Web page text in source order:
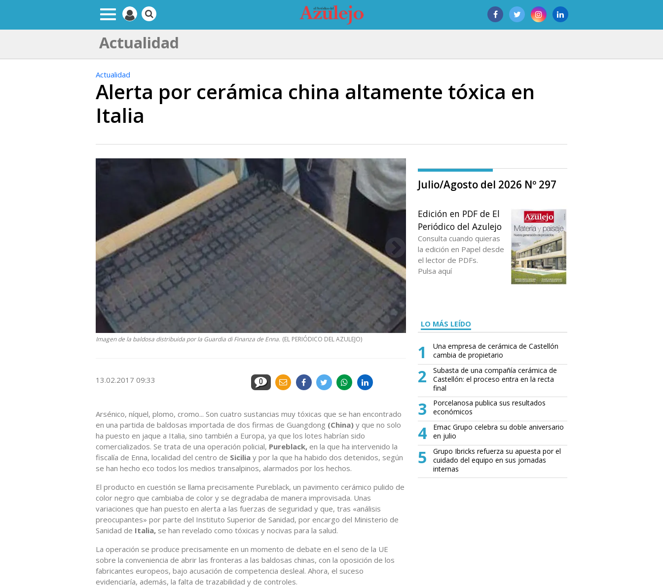
Actualidad
Actualidad
Alerta por cerámica china altamente tóxica en
Italia
Imagen de la baldosa distribuida por la Guardia di Finanza de Enna. (EL PERIÓDICO DEL AZULEJO)
13.02.2017 09:33 0
Arsénico, níquel, plomo, cromo... Son cuatro sustancias muy tóxicas que se han encontrado
en una partida de baldosas importada de dos firmas de Guangdong (China) y que no solo
ha puesto en jaque a Italia, sino también a Europa, ya que los lotes habrían sido
comercializados. Se trata de una operación policial, Pureblack, en la que ha intervenido la
fiscalía de Enna, localidad del centro de Sicilia y por la que ha habido dos detenidos, según
se han hecho eco todos los medios transalpinos, alarmados por los hechos.
El producto en cuestión se llama precisamente Pureblack, un pavimento cerámico pulido de
color negro que cambiaba de color y se degradaba de manera improvisada. Unas
variaciones que han puesto en alerta a las fuerzas de seguridad y que, tras «análisis
preocupantes» por parte del Instituto Superior de Sanidad, por encargo del Ministerio de
Sanidad de Italia, se han revelado como tóxicas y nocivas para la salud.
La operación se produce precisamente en un momento de debate en el seno de la UE
sobre la conveniencia de abrir las fronteras a las baldosas chinas, con la oposición de los
fabricantes europeos, bajo acusación de competencia desleal. Ahora, el suceso
evidenciaría, además, la falta de trazabilidad y de controles.
Julio/Agosto del 2026 Nº 297
Edición en PDF de El
Periódico del Azulejo
Consulta cuando quieras
la edición en Papel desde
el lector de PDFs.
Pulsa aquí
LO MÁS LEÍDO
1
Una empresa de cerámica de Castellón
cambia de propietario
2
Subasta de una compañía cerámica de
Castellón: el proceso entra en la recta
final
3
Porcelanosa publica sus resultados
económicos
4
Emac Grupo celebra su doble aniversario
en julio
5
Grupo Ibricks refuerza su apuesta por el
cuidado del equipo en sus jornadas
internas